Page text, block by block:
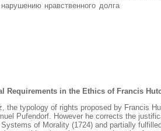
нравственного долга
Requirements in the Ethics of Francis
typology of rights proposed by Francis
Pufendorf. However he corrects the
of Morality (1724) and partially